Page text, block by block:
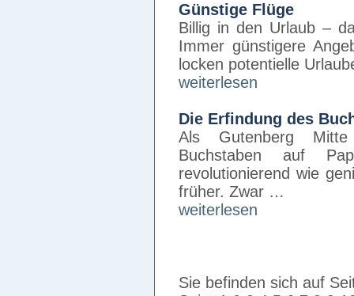
Günstige Flüge
Billig in den Urlaub –
Immer günstigere
locken potentielle
weiterlesen
Die Erfindung des
Als Gutenberg
Buchstaben auf
revolutionierend wie
früher. Zwar …
weiterlesen
Sie befinden sich auf